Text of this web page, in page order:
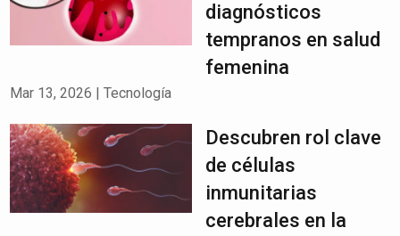
diagnósticos
tempranos en salud
femenina
Mar 13, 2026 |Tecnología
Descubren rol clave
de células
inmunitarias
cerebrales en la